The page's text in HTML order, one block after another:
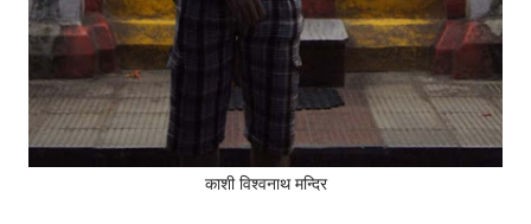
काशी विश्वनाथ मन्दिर